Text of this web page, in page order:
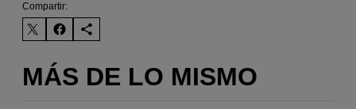
Compartir:
MÁS DE LO MISMO